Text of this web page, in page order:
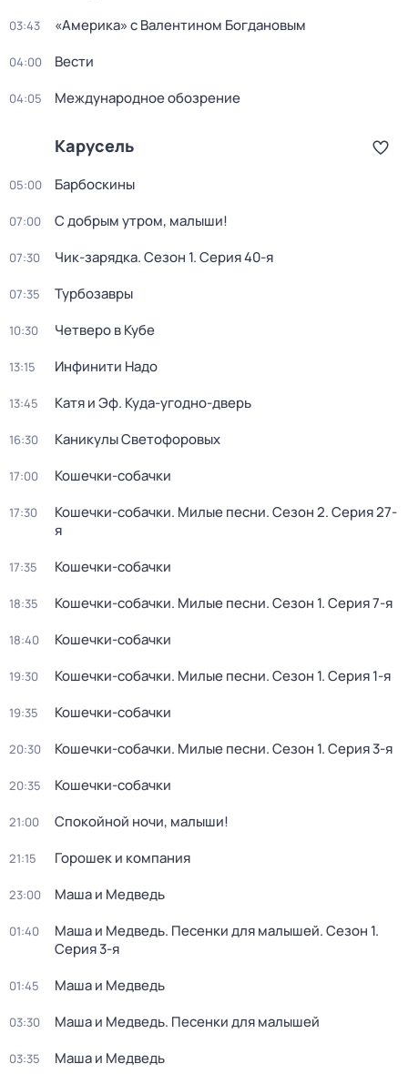
03:43 «Америка» с Валентином Богдановым
04:00 Вести
04:05 Международное обозрение
Карусель
05:00 Барбоскины
07:00 С добрым утром, малыши!
07:30 Чик-зарядка. Сезон 1. Серия 40-я
07:35 Турбозавры
10:30 Четверо в Кубе
13:15 Инфинити Надо
13:45 Катя и Эф. Куда-угодно-дверь
16:30 Каникулы Светофоровых
17:00 Кошечки-собачки
17:30 Кошечки-собачки. Милые песни. Сезон 2. Серия 27-
я
17:35 Кошечки-собачки
18:35 Кошечки-собачки. Милые песни. Сезон 1. Серия 7-я
18:40 Кошечки-собачки
19:30 Кошечки-собачки. Милые песни. Сезон 1. Серия 1-я
19:35 Кошечки-собачки
20:30 Кошечки-собачки. Милые песни. Сезон 1. Серия 3-я
20:35 Кошечки-собачки
21:00 Спокойной ночи, малыши!
21:15 Горошек и компания
23:00 Маша и Медведь
01:40 Маша и Медведь. Песенки для малышей. Сезон 1.
Серия 3-я
01:45 Маша и Медведь
03:30 Маша и Медведь. Песенки для малышей
03:35 Маша и Медведь